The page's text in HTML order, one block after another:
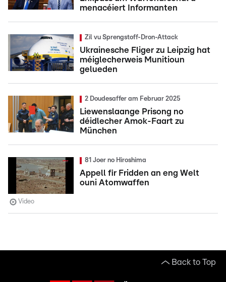
menacéiert Informanten
Zil vu Sprengstoff-Dron-Attack
Ukrainesche Fliger zu Leipzig hat
méiglecherweis Munitioun
gelueden
2 Doudesaffer am Februar 2025
Liewenslaange Prisong no
déidlecher Amok-Faart zu
München
81 Joer no Hiroshima
Appell fir Fridden an eng Welt
ouni Atomwaffen
Video
Back to Top